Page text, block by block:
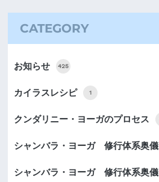
CATEGORY
お知らせ 425
カイラスレシピ 1
クンダリニー・ヨーガのプロセス
シャンバラ・ヨーガ 修行体系奥
シャンバラ・ヨーガ 修行体系奥